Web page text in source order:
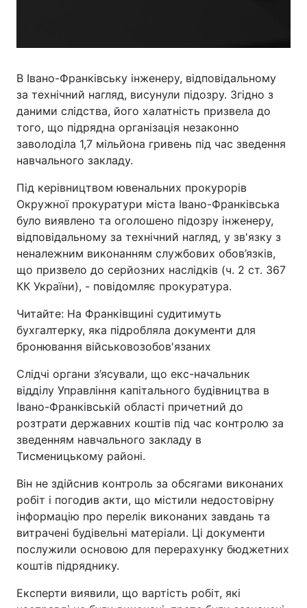
В Івано-Франківську інженеру, відповідальному
за технічний нагляд, висунули підозру. Згідно з
даними слідства, його халатність призвела до
того, що підрядна організація незаконно
заволоділа 1,7 мільйона гривень під час зведення
навчального закладу.
Під керівництвом ювенальних прокурорів
Окружної прокуратури міста Івано-Франківська
було виявлено та оголошено підозру інженеру,
відповідальному за технічний нагляд, у зв'язку з
неналежним виконанням службових обов’язків,
що призвело до серйозних наслідків (ч. 2 ст. 367
КК України), - повідомляє прокуратура.
Читайте: На Франківщині судитимуть
бухгалтерку, яка підробляла документи для
бронювання військовозобов'язаних
Слідчі органи з’ясували, що екс-начальник
відділу Управління капітального будівництва в
Івано-Франківській області причетний до
розтрати державних коштів під час контролю за
зведенням навчального закладу в
Тисменицькому районі.
Він не здійснив контроль за обсягами виконаних
робіт і погодив акти, що містили недостовірну
інформацію про перелік виконаних завдань та
витрачені будівельні матеріали. Ці документи
послужили основою для перерахунку бюджетних
коштів підряднику.
Експерти виявили, що вартість робіт, які